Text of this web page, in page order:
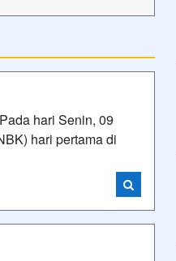
hari Senin, 09
hari pertama di